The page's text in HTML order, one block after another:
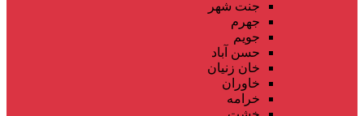
جنت شهر
جهرم
جویم
حسن آباد
خان زنیان
خاوران
خرامه